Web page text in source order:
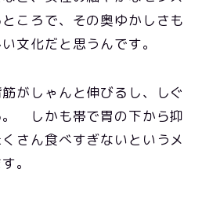
ころで、その奥ゆかしさも
文化だと思うんです。
がしゃんと伸びるし、しぐ
。 しかも帯で胃の下から抑
さん食べすぎないというメ
。